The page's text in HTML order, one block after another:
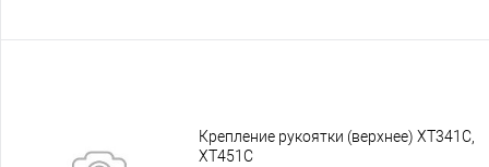
Крепление рукоятки (верхнее) XT341C,
XT451C